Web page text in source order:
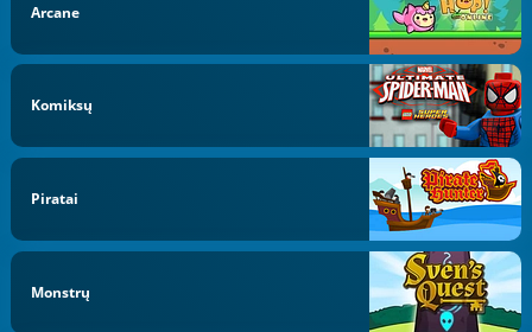
Arcane
Komiksų
Piratai
Monstrų